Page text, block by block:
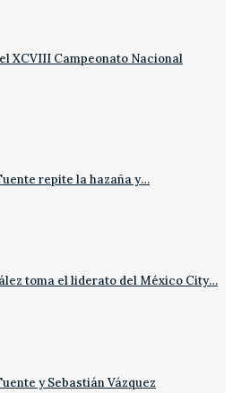
XCVIII Campeonato Nacional
repite la hazaña y…
toma el liderato del México City…
y Sebastián Vázquez